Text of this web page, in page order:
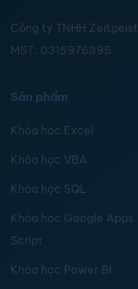
Công ty TNHH Zeitgeist
MST: 0315976395
Sản phẩm
Khóa học Excel
Khóa học VBA
Khóa học SQL
Khóa học Google Apps
Script
Khóa học Power BI